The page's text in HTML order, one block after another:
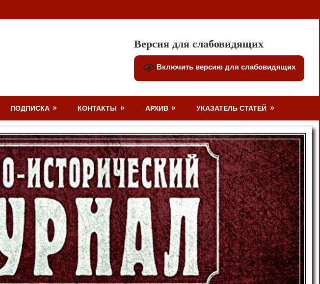
Версия для слабовидящих
Включить версию для слабовидящих
ПОДПИСКА КОНТАКТЫ АРХИВ УКАЗАТЕЛЬ СТАТЕЙ